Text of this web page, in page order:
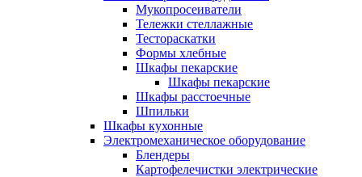
Мукопросеиватели
Тележки стеллажные
Тестораскатки
Формы хлебные
Шкафы пекарские
Шкафы пекарские
Шкафы расстоечные
Шпильки
Шкафы кухонные
Электромеханическое оборудование
Блендеры
Картофелечистки электрические